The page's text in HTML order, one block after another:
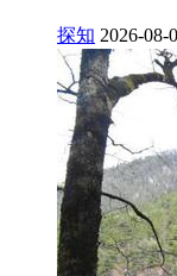
探知 2026-08-